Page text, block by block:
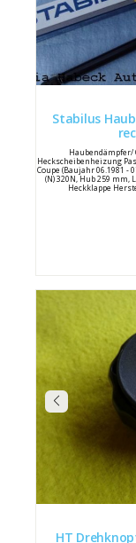
Stabilus
Heckscheibenheizung
Coupe (Baujahr 06.1981 -
(N) 320N, Hub 259 mm,
Heckklappe
HT